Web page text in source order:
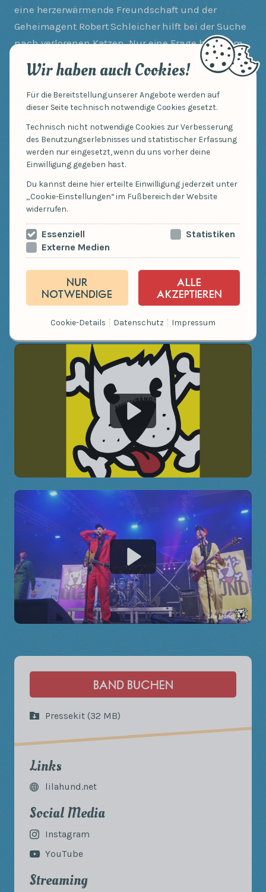
eine herzerwärmende Freundschaft und der
Geheimagent Robert Schleicher hilft bei der Suche
nach verlorenen Katzen. Nur eine Frage bleibt am
Ende: Wer ist eigentlich dieser lila Hund, von dem
immer alle sprechen?
Live ist er da und alle können ihn spüren: Der lila
Du mit allen deinen Freunden zusammen Spaß
hast! Und damit das möglichst viele Menschen
erleben, fliegt “Eichhorn & lila Hund” mit der
pfeilschnellen Weltraumrakete “Poffpoff” einmal
um die Welt und landet – “Bumbackedibau!” –
in einer Mission unterwegs: Kinder stärken und
Einzigartigkeit wecken. Kurzum: richtig gute Musik
für Kinder! Und ihre schmunzelnden Eltern. Oder
einfach für alle Menschen, große und kleine.
Hörprobe
BAND BUCHEN
Pressekit (32 MB)
Links
lilahund.net
Social Media
Instagram
YouTube
Streaming
Wir haben auch Cookies!
Für die Bereitstellung unserer Angebote werden auf
dieser Seite technisch notwendige Cookies gesetzt.
Technisch nicht notwendige Cookies zur Verbesserung
des Benutzungserlebnisses und statistischer Erfassung
werden nur eingesetzt, wenn du uns vorher deine
Einwilligung gegeben hast.
Du kannst deine hier erteilte Einwilligung jederzeit unter
„Cookie-Einstellungen“ im Fußbereich der Website
widerrufen.
Essenziell
Statistiken
Externe Medien
NUR
NOTWENDIGE
ALLE
AKZEPTIEREN
Cookie-Details Datenschutz Impressum